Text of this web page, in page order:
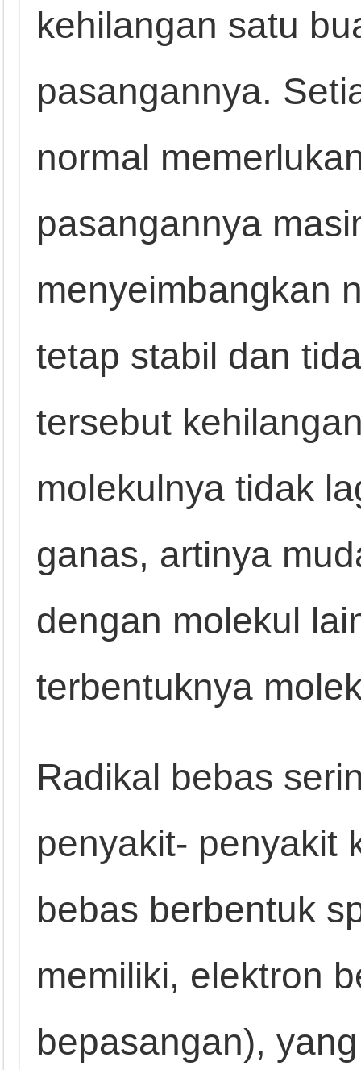
kehilangan satu
pasangannya.
normal
pasangannya
menyeimbangkan
tetap stabil dan
tersebut
molekulnya tidak
ganas, artinya
dengan molekul
terbentuknya
Radikal bebas
penyakit- penyakit
bebas berbentuk
memiliki, elektron
bepasangan),